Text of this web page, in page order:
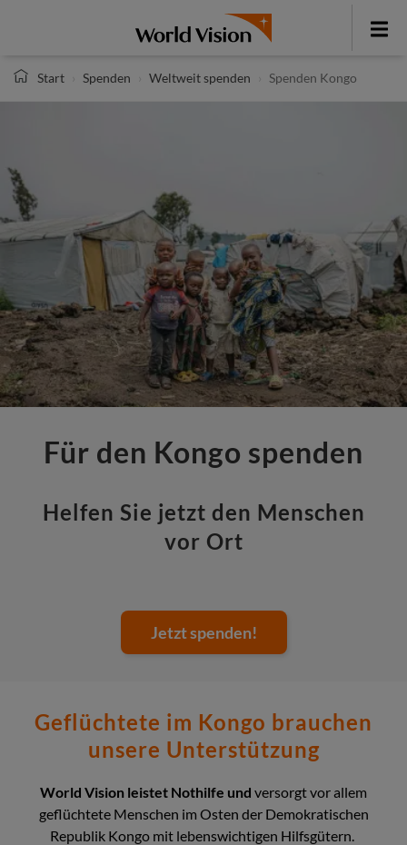
Toggle
Start
Spenden Weltweit spenden Spenden Kongo
Für den Kongo spenden
Helfen Sie jetzt den Menschen
vor Ort
Jetzt spenden!
Geflüchtete im Kongo brauchen
unsere Unterstützung
World Vision leistet Nothilfe und versorgt vor allem
geflüchtete Menschen im Osten der Demokratischen
Republik Kongo mit lebenswichtigen Hilfsgütern.